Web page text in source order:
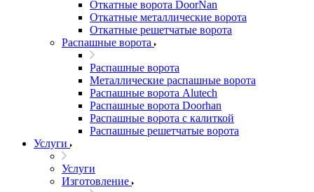
Откатные ворота DoorNan
Откатные металлические ворота
Откатные решетчатые ворота
Распашные ворота
Распашные ворота
Металлические распашные ворота
Распашные ворота Alutech
Распашные ворота Doorhan
Распашные ворота с калиткой
Распашные решетчатые ворота
Услуги
Услуги
Изготовление